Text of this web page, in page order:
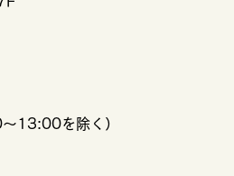
を除く）